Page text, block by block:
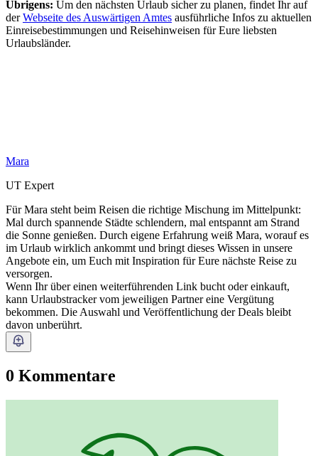
Übrigens: Um den nächsten Urlaub sicher zu planen, findet Ihr auf
derWebseite des Auswärtigen Amtes ausführliche Infos zu aktuellen
Einreisebestimmungen und Reisehinweisen für Eure liebsten
Urlaubsländer.
Mara
UT Expert
Für Mara steht beim Reisen die richtige Mischung im Mittelpunkt:
Mal durch spannende Städte schlendern, mal entspannt am Strand
die Sonne genießen. Durch eigene Erfahrung weiß Mara, worauf es
im Urlaub wirklich ankommt und bringt dieses Wissen in unsere
Angebote ein, um Euch mit Inspiration für Eure nächste Reise zu
versorgen.
Wenn Ihr über einen weiterführenden Link bucht oder einkauft,
kann Urlaubstracker vom jeweiligen Partner eine Vergütung
bekommen. Die Auswahl und Veröffentlichung der Deals bleibt
davon unberührt.
0 Kommentare